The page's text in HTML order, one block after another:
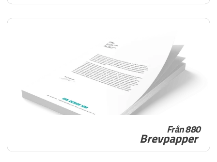
Från 880
Brevpapper